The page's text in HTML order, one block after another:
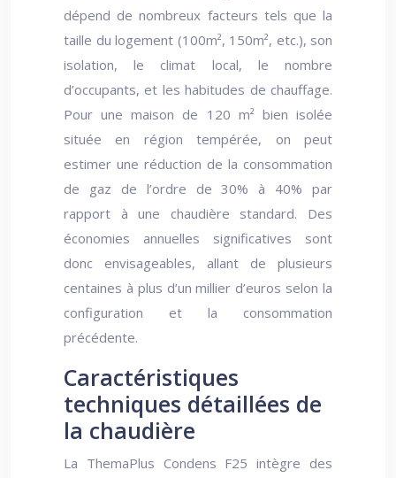
dépend de nombreux facteurs tels que la
taille du logement (100m², 150m², etc.), son
isolation, le climat local, le nombre
d’occupants, et les habitudes de chauffage.
Pour une maison de 120 m² bien isolée
située en région tempérée, on peut
estimer une réduction de la consommation
de gaz de l’ordre de 30% à 40% par
rapport à une chaudière standard. Des
économies annuelles significatives sont
donc envisageables, allant de plusieurs
centaines à plus d’un millier d’euros selon la
configuration et la consommation
précédente.
Caractéristiques
techniques détaillées de
la chaudière
La ThemaPlus Condens F25 intègre des